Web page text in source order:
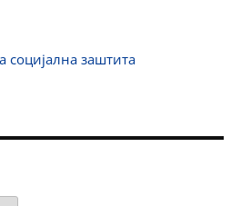
социјална заштита